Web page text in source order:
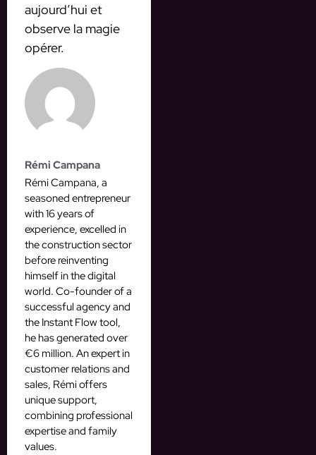
aujourd’hui et
observe la magie
opérer.
Rémi Campana
Rémi Campana, a
seasoned entrepreneur
with 16 years of
experience, excelled in
the construction sector
before reinventing
himself in the digital
world. Co-founder of a
successful agency and
the Instant Flow tool,
he has generated over
€6 million. An expert in
customer relations and
sales, Rémi offers
unique support,
combining professional
expertise and family
values.